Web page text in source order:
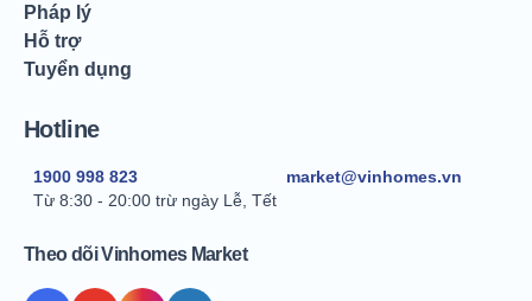
Pháp lý
Hỗ trợ
Tuyển dụng
Hotline
1900 998 823
Từ 8:30 - 20:00 trừ ngày Lễ, Tết
market@vinhomes.vn
Theo dõi Vinhomes Market